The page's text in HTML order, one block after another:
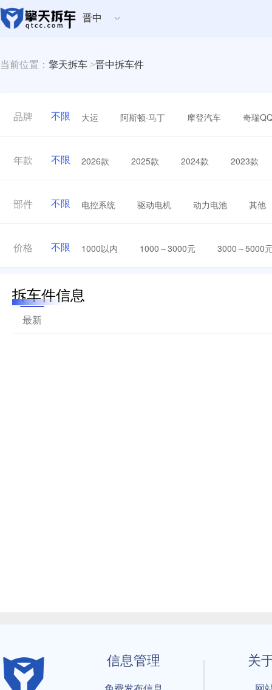
晋中
当前位置： 擎天拆车 >晋中拆车件
品牌 不限 大运 阿斯顿·马丁 摩登汽车 奇瑞
年款 不限 2026款 2025款 2024款 2023款
部件 不限 电控系统 驱动电机 动力电池 其他
价格 不限 1000以内 1000～3000元 3000～5000
拆车件信息
最新
信息管理 关